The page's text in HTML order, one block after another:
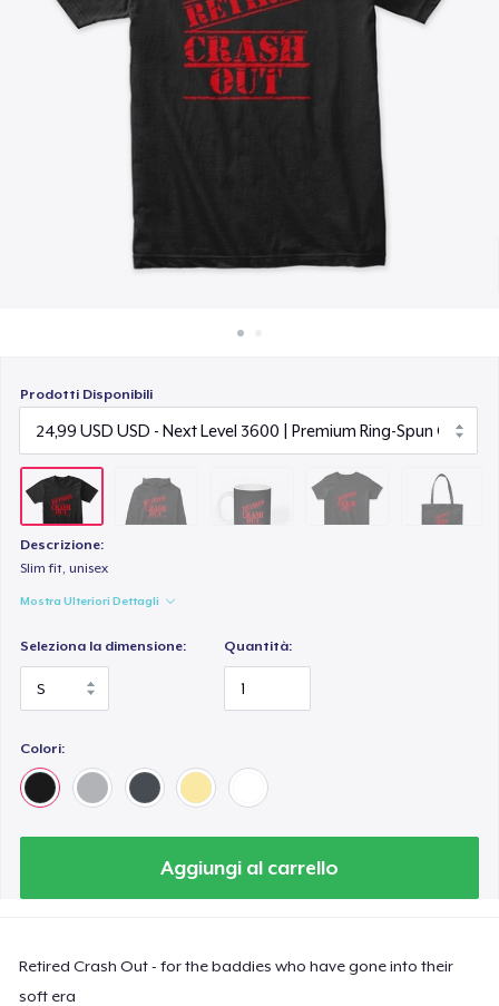
Vendi ovunque
Vendi qualsiasi cosa
Prodotti Disponibili
Descrizione:
Slim fit, unisex
Mostra Ulteriori Dettagli
Seleziona la dimensione: Quantità:
Colori:
Aggiungi al carrello
Retired Crash Out - for the baddies who have gone into their
soft era
15,99 USD
Women's Classic Tee
23,99 USD